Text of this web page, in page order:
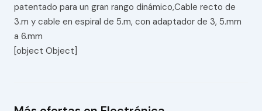
patentado para un gran rango dinámico,Cable recto de
3.m y cable en espiral de 5.m, con adaptador de 3, 5.mm
a 6.mm
[object Object]